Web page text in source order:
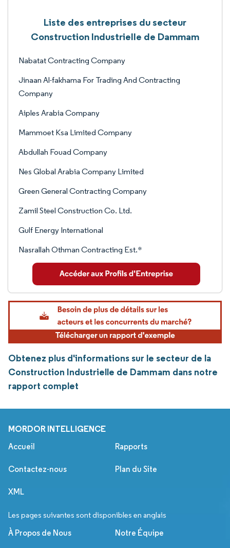
Liste des entreprises du secteur
Construction Industrielle de Dammam
Nabatat Contracting Company
Jinaan Al-fakhama For Trading And Contracting
Company
Aiples Arabia Company
Mammoet Ksa Limited Company
Abdullah Fouad Company
Nes Global Arabia Company Limited
Green General Contracting Company
Zamil Steel Construction Co. Ltd.
Gulf Energy International
Nasrallah Othman Contracting Est.*
Obtenez plus d'informations sur le secteur de la
Construction Industrielle de Dammam dans notre
rapport complet
MORDOR INTELLIGENCE
Accueil Rapports
Contactez-nous Plan du Site
XML
Les pages suivantes sont disponibles en anglais
À Propos de Nous Notre Équipe